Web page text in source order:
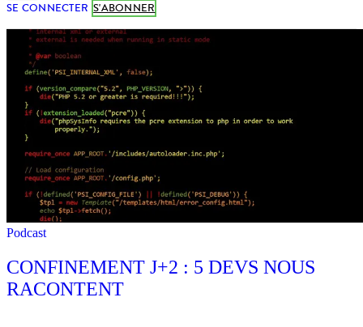
SE CONNECTER S'ABONNER
Podcast
CONFINEMENT J+2 : 5 DEVS NOUS
RACONTENT